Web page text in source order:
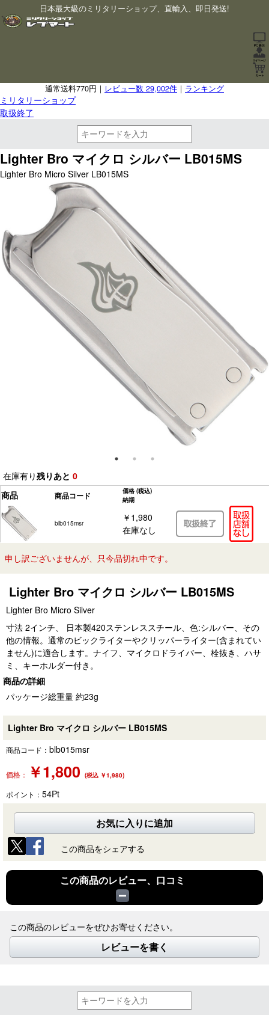
日本最大級のミリタリーショップ、直輸入、即日発送!
通常送料770円｜ レビュー数 29,002件 ｜ ランキング
ミリタリーショップ
取扱終了
Lighter Bro マイクロ シルバー LB015MS
Lighter Bro Micro Silver LB015MS
在庫有り残りあと 0
商品
商品コード 価格 (税込)
納期
blb015msr
￥1,980
在庫なし
申し訳ございませんが、只今品切れ中です。
Lighter Bro マイクロ シルバー LB015MS
Lighter Bro Micro Silver
寸法 2インチ、 日本製420ステンレススチール、色:シルバー、その
他の情報。通常のビックライターやクリッパーライター(含まれてい
ません)に適合します。ナイフ、マイクロドライバー、栓抜き、ハサ
ミ、キーホルダー付き。
商品の詳細
パッケージ総重量 約23g
Lighter Bro マイクロ シルバー LB015MS
商品コード： blb015msr
価格： ￥1,800 (税込 ￥1,980)
ポイント： 54Pt
お気に入りに追加
この商品をシェアする
この商品のレビュー、口コミ
この商品のレビューをぜひお寄せください。
レビューを書く